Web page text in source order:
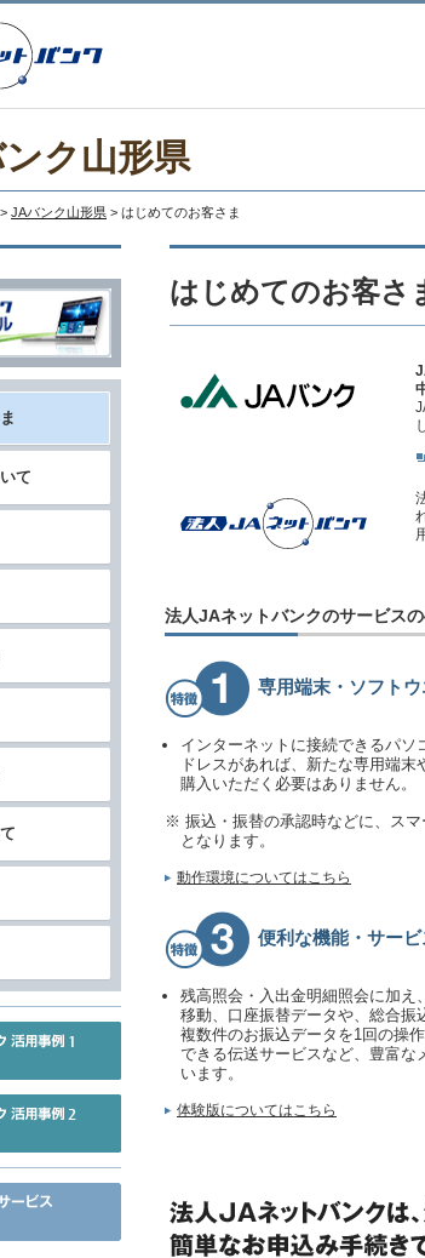
ク山形県
> JAバンク山形県 > はじめてのお客さま
はじめてのお客さ
法人JAネットバンクのサービス
専用端末・ソフト
インターネットに接続できるパソ
ドレスがあれば、新たな専用端末
購入いただく必要はありません。
※ 振込・振替の承認時などに、ス
となります。
動作環境についてはこちら
便利な機能・サー
残高照会・入出金明細照会に加え
移動、口座振替データや、総合振
複数件のお振込データを1回の操
できる伝送サービスなど、豊富な
います。
体験版についてはこちら
て